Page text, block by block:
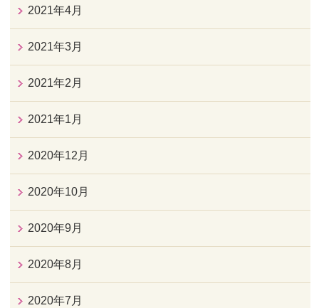
2021年4月
2021年3月
2021年2月
2021年1月
2020年12月
2020年10月
2020年9月
2020年8月
2020年7月